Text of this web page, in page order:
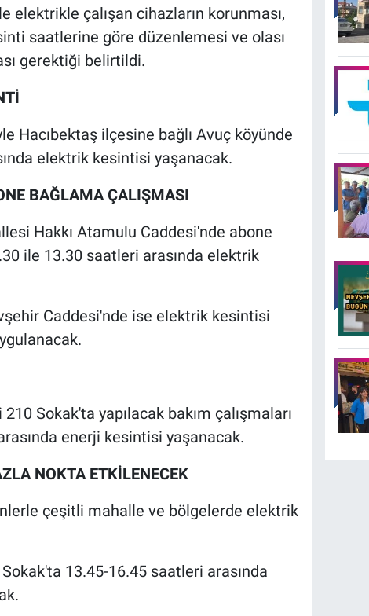
elektrikle çalışan cihazların korunması,
saatlerine göre düzenlemesi ve olası
gerektiği belirtildi.
Hacıbektaş ilçesine bağlı Avuç köyünde
elektrik kesintisi yaşanacak.
BAĞLAMA ÇALIŞMASI
Hakkı Atamulu Caddesi'nde abone
ile 13.30 saatleri arasında elektrik
Caddesi'nde ise elektrik kesintisi
Sokak'ta yapılacak bakım çalışmaları
enerji kesintisi yaşanacak.
NOKTA ETKİLENECEK
çeşitli mahalle ve bölgelerde elektrik
13.45-16.45 saatleri arasında